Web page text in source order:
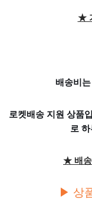
★
배송비
로켓배송 지원 상품
로
★ 배
▶ 상